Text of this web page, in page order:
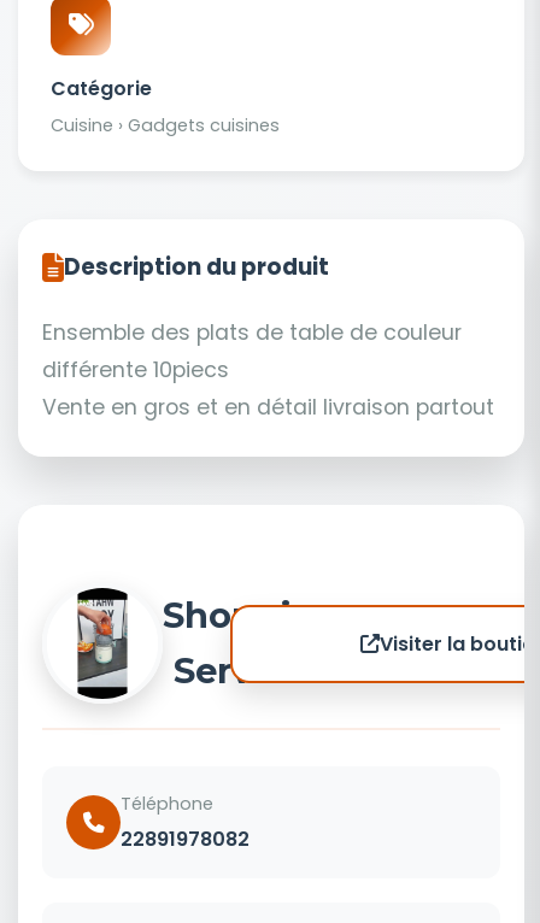
Catégorie
Cuisine › Gadgets cuisines
Description du produit
Ensemble des plats de table de couleur
différente 10piecs
Vente en gros et en détail livraison partout
Shopping
Service 1
Visiter la
Téléphone
22891978082